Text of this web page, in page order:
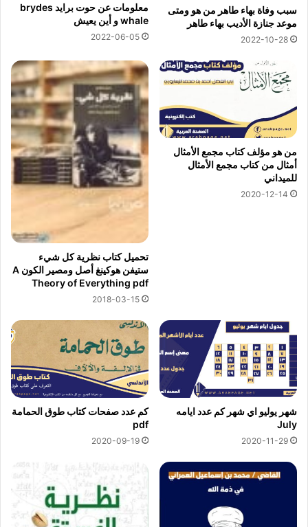
سبب وفاة بهاء طاهر من هو ومتى
موعد جنازة الأديب بهاء طاهر
2022-10-28
معلومات عن حوت برايد brydes
whale و أين يعيش
2022-06-05
من هو مؤلف كتاب مجمع الأمثال
أمثال من كتاب مجمع الأمثال
للميداني
2020-12-14
تحميل كتاب نظرية كل شيء
ستيفن هوكينغ أصل ومصير الكون A
Theory of Everything pdf
2018-03-15
شهر يوليو اي شهر كم عدد ايامه
July
2020-11-29
كم عدد صفحات كتاب طوق الحمامة
pdf
2020-09-19